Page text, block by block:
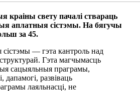
краіны свету пачалі ствараць
аплатныя сістэмы. На бягучы
за 45.
— гэта кантроль над
Гэта магчымасць
сацыяльныя праграмы,
дапамогі, развіваць
лаяльнасці, не